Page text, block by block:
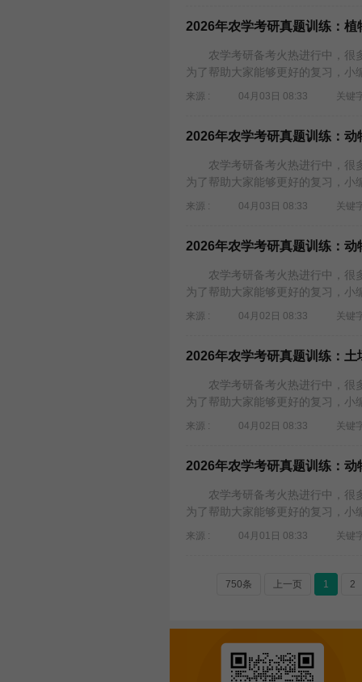
2026年农学考研真题训练：
农学考研备考火热进行中，很多
为了帮助大家能够更好的复习，
来源 : 04月03日 08:33 关键
2026年农学考研真题训练：
农学考研备考火热进行中，很多
为了帮助大家能够更好的复习，
来源 : 04月03日 08:33 关键
2026年农学考研真题训练：
农学考研备考火热进行中，很多
为了帮助大家能够更好的复习，
来源 : 04月02日 08:33 关键
2026年农学考研真题训练：
农学考研备考火热进行中，很多
为了帮助大家能够更好的复习，
来源 : 04月02日 08:33 关键
2026年农学考研真题训练：动
农学考研备考火热进行中，很多
为了帮助大家能够更好的复习，
来源 : 04月01日 08:33 关键
750条 上一页 1 2